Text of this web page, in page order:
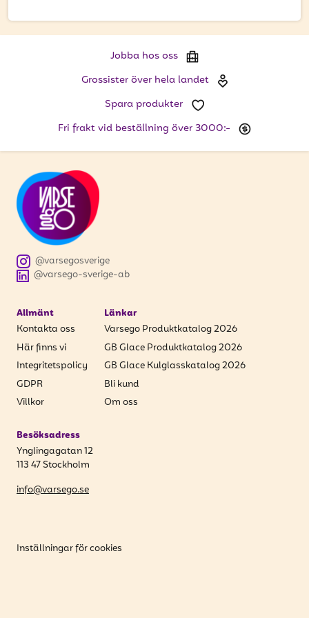
Ange din e-postadress nedan för att ta del av våra
nyheter och erbjudanden.
E-postadress
PRENUMERERA
Jobba hos oss
Grossister över hela landet
Spara produkter
Fri frakt vid beställning över 3000:-
@varsego-sverige-ab
@varsegosverige
Allmänt
Kontakta oss
Här finns vi
Integritetspolicy
GDPR
Villkor
Länkar
Varsego Produktkatalog 2026
GB Glace Produktkatalog 2026
GB Glace Kulglasskatalog 2026
Bli kund
Om oss
Besöksadress
Ynglingagatan 12
113 47 Stockholm
info@varsego.se
Inställningar för cookies